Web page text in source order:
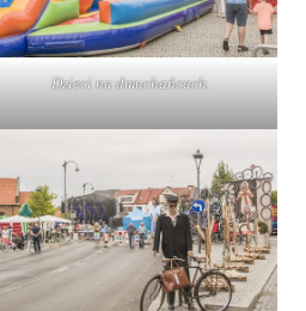
Dzieci na dmuchańcach.